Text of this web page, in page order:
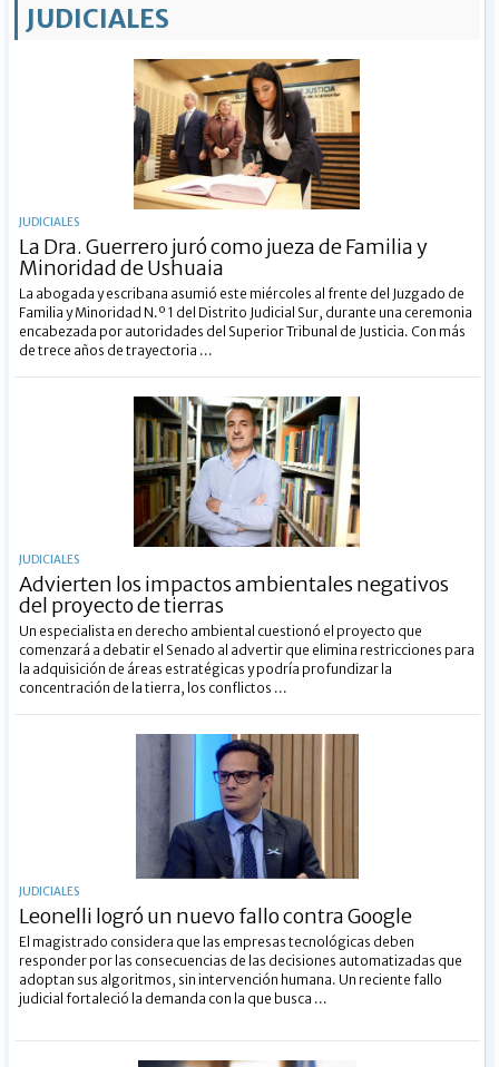
MUNICIPALES
DEPORTES
POLICIALES
I-DIARIO
MÁS
Buscar
JUDICIALES
JUDICIALES
La Dra. Guerrero juró como jueza de Familia y
Minoridad de Ushuaia
La abogada y escribana asumió este miércoles al frente del Juzgado de
Familia y Minoridad N.º 1 del Distrito Judicial Sur, durante una ceremonia
encabezada por autoridades del Superior Tribunal de Justicia. Con más
de trece años de trayectoria ...
JUDICIALES
Advierten los impactos ambientales negativos
del proyecto de tierras
Un especialista en derecho ambiental cuestionó el proyecto que
comenzará a debatir el Senado al advertir que elimina restricciones para
la adquisición de áreas estratégicas y podría profundizar la
concentración de la tierra, los conflictos ...
JUDICIALES
Leonelli logró un nuevo fallo contra Google
El magistrado considera que las empresas tecnológicas deben
responder por las consecuencias de las decisiones automatizadas que
adoptan sus algoritmos, sin intervención humana. Un reciente fallo
judicial fortaleció la demanda con la que busca ...